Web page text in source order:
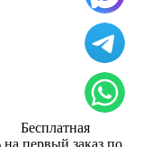
Бесплатная
первый заказ по